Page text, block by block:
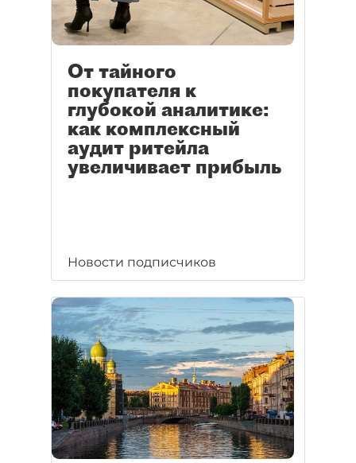
От тайного
покупателя к
глубокой аналитике:
как комплексный
аудит ритейла
увеличивает прибыль
Новости подписчиков